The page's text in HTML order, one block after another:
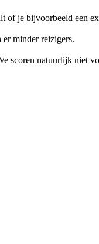
of je bijvoorbeeld een
minder reizigers.
scoren natuurlijk niet